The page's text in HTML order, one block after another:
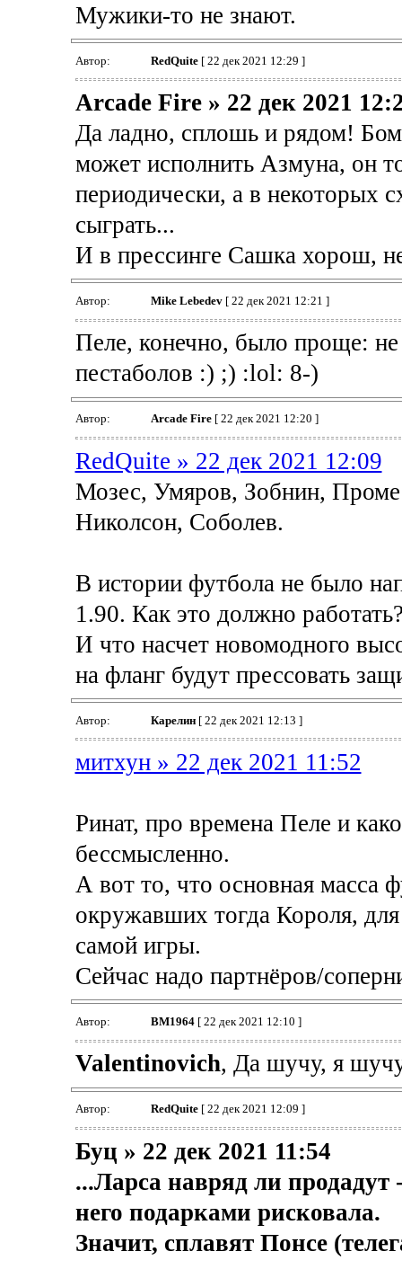
Мужики-то не знают.
Автор: RedQuite[ 22 дек 2021 12:29 ]
Arcade Fire » 22 дек 2021
Да ладно, сплошь и рядом!
может исполнить Азмуна, он
периодически, а в некоторых
сыграть...
И в прессинге Сашка хорош,
Автор: Mike Lebedev[ 22 дек 2021 12:21 ]
Пеле, конечно, было проще: не
пестаболов :) ;) :lol: 8-)
Автор: Arcade Fire[ 22 дек 2021 12:20 ]
RedQuite » 22 дек 2021 12:09
Мозес, Умяров, Зобнин,
Николсон, Соболев.
В истории футбола не было
1.90. Как это должно
И что насчет новомодного
на фланг будут прессовать
Автор: Карелин[ 22 дек 2021 12:13 ]
митхун » 22 дек 2021 11:52
Ринат, про времена Пеле и
бессмысленно.
А вот то, что основная масса
окружавших тогда Короля,
самой игры.
Сейчас надо партнёров/
Автор: BM1964[ 22 дек 2021 12:10 ]
Valentinovich, Да шучу, я
Автор: RedQuite[ 22 дек 2021 12:09 ]
Буц » 22 дек 2021 11:54
...Ларса навряд ли
него подарками рисковала.
Значит, сплавят Понсе